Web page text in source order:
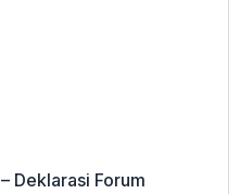
– Deklarasi Forum